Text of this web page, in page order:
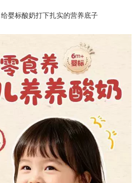
婴标酸奶打下扎实的营养底子